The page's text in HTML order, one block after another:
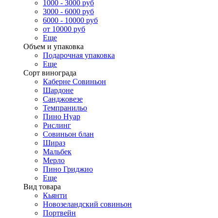
1000 - 3000 руб
3000 - 6000 руб
6000 - 10000 руб
от 10000 руб
Еще
Объем и упаковка
Подарочная упаковка
Еще
Сорт винограда
Каберне Совиньон
Шардоне
Санджовезе
Темпранильо
Пино Нуар
Рислинг
Совиньон блан
Шираз
Мальбек
Мерло
Пино Гриджио
Еще
Вид товара
Кьянти
Новозеландский совиньон
Портвейн